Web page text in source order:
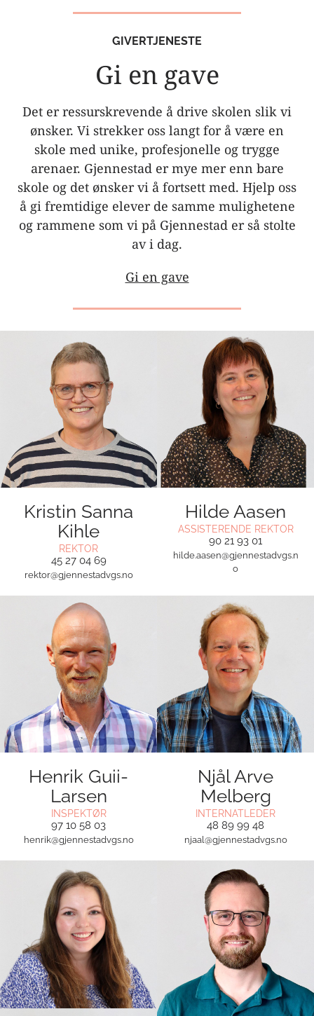
GIVERTJENESTE
Gi en gave
Det er ressurskrevende å drive skolen slik vi
ønsker. Vi strekker oss langt for å være en
skole med unike, profesjonelle og trygge
arenaer. Gjennestad er mye mer enn bare
skole og det ønsker vi å fortsett med. Hjelp oss
å gi fremtidige elever de samme mulighetene
og rammene som vi på Gjennestad er så stolte
av i dag.
Gi en gave
Kristin Sanna
Kihle
REKTOR
45 27 04 69
rektor@gjennestadvgs.no
Hilde Aasen
ASSISTERENDE REKTOR
90 21 93 01
hilde.aasen@gjennestadvgs.n
o
Henrik Guii-
Larsen
INSPEKTØR
97 10 58 03
henrik@gjennestadvgs.no
Njål Arve
Melberg
INTERNATLEDER
48 89 99 48
njaal@gjennestadvgs.no